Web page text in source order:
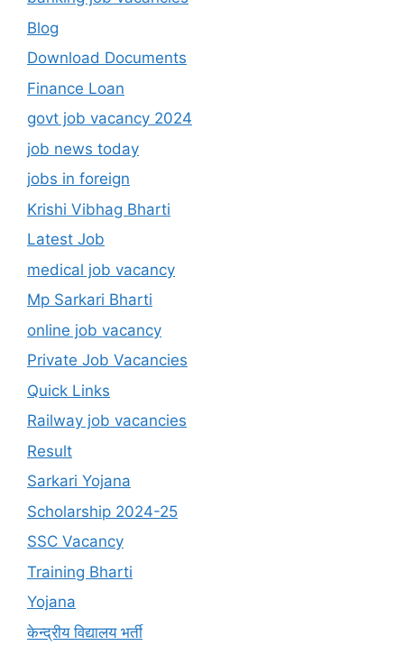
Blog
Download Documents
Finance Loan
govt job vacancy 2024
job news today
jobs in foreign
Krishi Vibhag Bharti
Latest Job
medical job vacancy
Mp Sarkari Bharti
online job vacancy
Private Job Vacancies
Quick Links
Railway job vacancies
Result
Sarkari Yojana
Scholarship 2024-25
SSC Vacancy
Training Bharti
Yojana
केन्द्रीय विद्यालय भर्ती